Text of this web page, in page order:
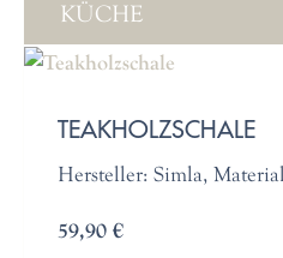
KÜCHE
TEAKHOLZSCHALE
Hersteller: Simla,
59,90 €